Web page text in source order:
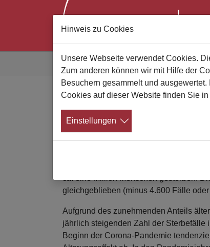
Zum Hauptinhalt springen
Sie sind hier:
Gute Bestatter Alle News News
Sterbefallzahlen trotz
Wie das Statistische Bundesamt
ca. eine Million Menschen gestorben.
gleichgeblieben (minus 4.600 Fälle
Aufgrund des zunehmenden Anteils
jährlich steigenden Zahl der Sterbefälle
Beginn der Corona-Pandemie
Hinweis zu Cookies
Unsere Webseite verwendet Cookies.
Zum anderen können wir mit Hilfe der
Besuchern gesammelt und
Cookies auf dieser Website finden Sie
Einstellungen